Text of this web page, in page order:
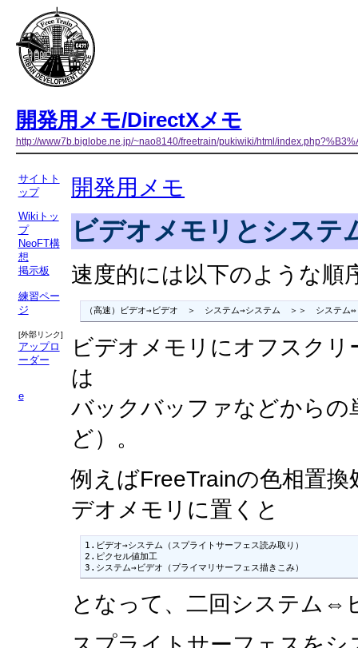
開発用メモ/DirectXメモ
http://www7b.biglobe.ne.jp/~nao8140/freetrain/pukiwiki/html/
サイトト
ップ
Wikiトッ
プ
NeoFT構
想
掲示板
練習ペー
ジ
[外部リンク]
アップロ
ーダー
e
開発用メモ
ビデオメモリとシステ
速度的には以下のような順
（高速）ビデオ→ビデオ　＞　システム→システム　＞＞　システム
ビデオメモリにオフスク
は
バックバッファなどからの
ど）。
例えばFreeTrainの色相置
デオメモリに置くと
1.ビデオ→システム（スプライトサーフェス読み取り）
2.ピクセル値加工
3.システム→ビデオ（プライマリサーフェス描きこみ）
となって、二回システム⇔